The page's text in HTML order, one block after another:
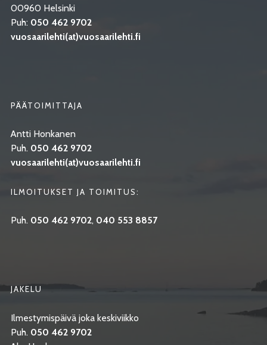
00960 Helsinki
Puh: 050 462 9702
vuosaarilehti(at)vuosaarilehti.fi
PÄÄTOIMITTAJA
Antti Honkanen
Puh. 050 462 9702
vuosaarilehti(at)vuosaarilehti.fi
ILMOITUKSET JA TOIMITUS:
Puh. 050 462 9702, 040 553 8857
JAKELU
Ilmestymispäivä joka keskiviikko
Puh. 050 462 9702